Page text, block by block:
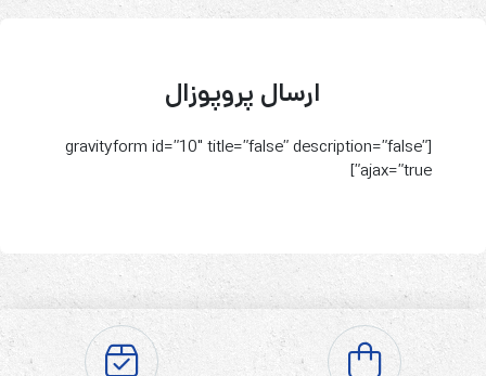
ارسال پروپوزال
[gravityform id=”10″ title=”false” description=”false”
ajax=”true”]